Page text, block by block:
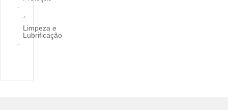
Limpeza e
Lubrificação